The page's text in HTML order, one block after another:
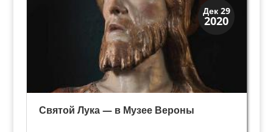
Дек 29
2020
Искусство
Музеи
Святой Лука — в Музее Вероны